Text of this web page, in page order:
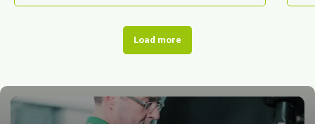
Load more